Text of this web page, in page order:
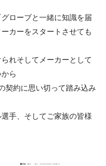
ローブと一緒に知識を届
カーをスタートさせても
れそしてメーカーとして
ら
契約に思い切って踏み込み
手、そしてご家族の皆様